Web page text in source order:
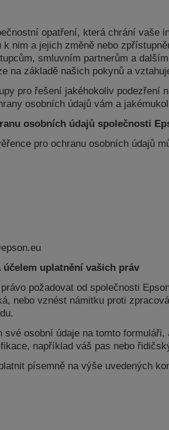
opatření, která chrání vaše
nim a jejich změně nebo
smluvním partnerům a
na základě našich pokynů a
pro řešení jakéhokoliv
osobních údajů vám a
osobních údajů společnosti
pro ochranu osobních údajů
uplatnění vašich práv
požadovat od společnosti
nebo vznést námitku proti
osobní údaje na tomto
například váš pas nebo
písemně na výše uvedených